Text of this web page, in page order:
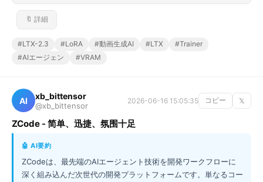
機能が追加されたため、専門知識がなくても高品質なキャラクタ
ーLoRAや画風変換LoRAが容易に作成できるようになりました。
ただし、高性能なVRAM（最低32GB以上）を搭載したNVIDIA
GPUが必須となる点に注意が必要です。
🔖 詳細
#LTX-2.3 #LoRA #動画生成AI #LTX
#Trainer
#AIエージェン
#VRAM
AI xb_bittensor
@xb_bittensor
2026-06-16 15:05:35 コピー 𝕏
ZCode - 简单、迅捷、氛围十足
🤖 AI要約
ZCodeは、最先端のAIエージェント技術を開発ワークフローに
深く組み込んだ次世代の開発プラットフォームです。単なるコー